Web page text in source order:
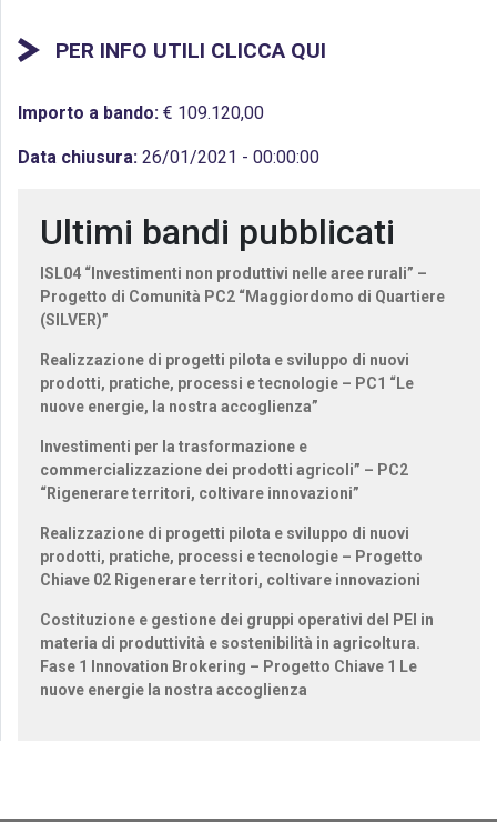
PER INFO UTILI CLICCA QUI
Importo a bando: € 109.120,00
Data chiusura: 26/01/2021 - 00:00:00
Ultimi bandi pubblicati
ISL04 “Investimenti non produttivi nelle aree rurali” –
Progetto di Comunità PC2 “Maggiordomo di Quartiere
(SILVER)”
Realizzazione di progetti pilota e sviluppo di nuovi
prodotti, pratiche, processi e tecnologie – PC1 “Le
nuove energie, la nostra accoglienza”
Investimenti per la trasformazione e
commercializzazione dei prodotti agricoli” – PC2
“Rigenerare territori, coltivare innovazioni”
Realizzazione di progetti pilota e sviluppo di nuovi
prodotti, pratiche, processi e tecnologie – Progetto
Chiave 02 Rigenerare territori, coltivare innovazioni
Costituzione e gestione dei gruppi operativi del PEI in
materia di produttività e sostenibilità in agricoltura.
Fase 1 Innovation Brokering – Progetto Chiave 1 Le
nuove energie la nostra accoglienza